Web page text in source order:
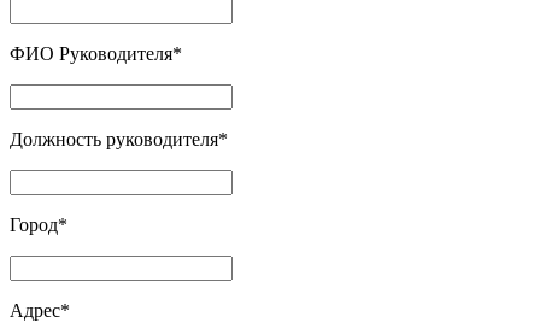
ФИО Руководителя*
Должность руководителя*
Город*
Адрес*